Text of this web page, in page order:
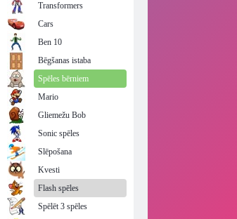
Transformers
Cars
Ben 10
Bēgšanas istaba
Spēles bērniem
Mario
Gliemežu Bob
Sonic spēles
Slēpošana
Kvesti
Flash spēles
Spēlēt 3 spēles